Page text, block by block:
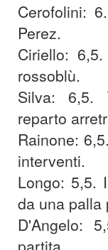
Cerofolini:
Perez.
Ciriello:
rossoblù.
Silva: 6,5.
reparto
Rainone:
interventi.
Longo: 5,5.
da una palla
D'Angelo:
partita.